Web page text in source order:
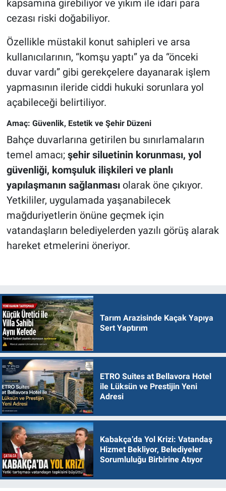
kapsamına girebiliyor ve yıkım ile idari para
cezası riski doğabiliyor.
Özellikle müstakil konut sahipleri ve arsa
kullanıcılarının, “komşu yaptı” ya da “önceki
duvar vardı” gibi gerekçelere dayanarak işlem
yapmasının ileride ciddi hukuki sorunlara yol
açabileceği belirtiliyor.
Amaç: Güvenlik, Estetik ve Şehir Düzeni
Bahçe duvarlarına getirilen bu sınırlamaların
temel amacı; şehir siluetinin korunması, yol
güvenliği, komşuluk ilişkileri ve planlı
yapılaşmanın sağlanmasıolarak öne çıkıyor.
Yetkililer, uygulamada yaşanabilecek
mağduriyetlerin önüne geçmek için
vatandaşların belediyelerden yazılı görüş alarak
hareket etmelerini öneriyor.
Tarım Arazisinde Kaçak Yapıya
Sert Yaptırım
ETRO Suites at Bellavora Hotel
ile Lüksün ve Prestijin Yeni
Adresi
Kabakça’da Yol Krizi: Vatandaş
Hizmet Bekliyor, Belediyeler
Sorumluluğu Birbirine Atıyor